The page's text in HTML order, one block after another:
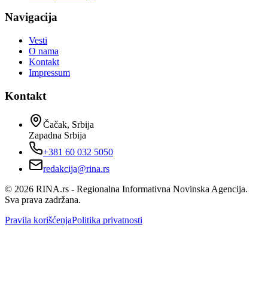
Navigacija
Vesti
O nama
Kontakt
Impressum
Kontakt
Čačak, Srbija
Zapadna Srbija
+381 60 032 5050
redakcija@rina.rs
© 2026 RINA.rs - Regionalna Informativna Novinska Agencija.
Sva prava zadržana.
Pravila korišćenjaPolitika privatnosti